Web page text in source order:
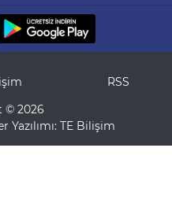
RSS
© 2026
Yazılımı: TE Bilişim